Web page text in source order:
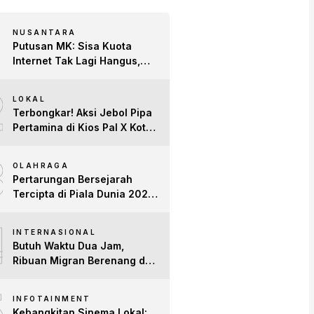
NUSANTARA
Putusan MK: Sisa Kuota
Internet Tak Lagi Hangus,
LOKAL
Terbongkar! Aksi Jebol Pipa
Pertamina di Kios Pal X Kota
OLAHRAGA
Pertarungan Bersejarah
Tercipta di Piala Dunia 2026:
INTERNASIONAL
Butuh Waktu Dua Jam,
Ribuan Migran Berenang dari
INFOTAINMENT